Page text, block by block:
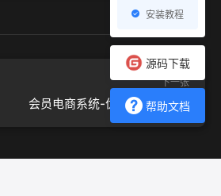
安装教程
源码下载
帮助文档
下一张
会员电商系统-优惠券列表.png